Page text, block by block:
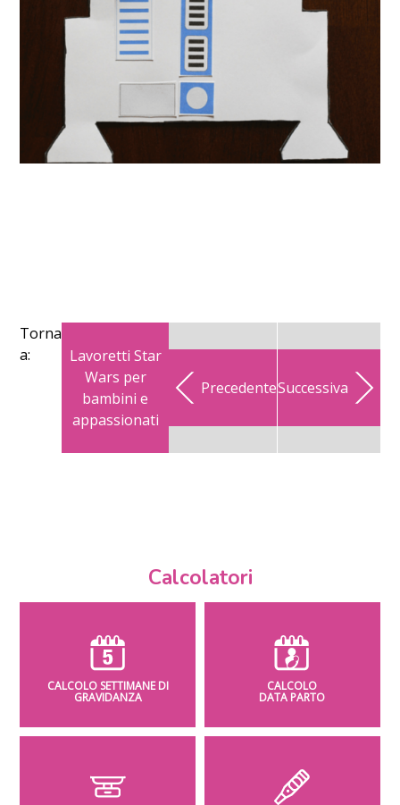
Torna
a:
Lavoretti Star
Wars per
bambini e
appassionati
PrecedenteSuccessiva
Calcolatori
CALCOLO SETTIMANE DI
GRAVIDANZA
CALCOLO
DATA PARTO